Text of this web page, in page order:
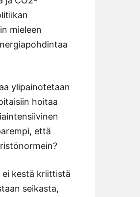
mieleen
ylipainotetaan
hoitaa
että
kestä kriittistä
seikasta,